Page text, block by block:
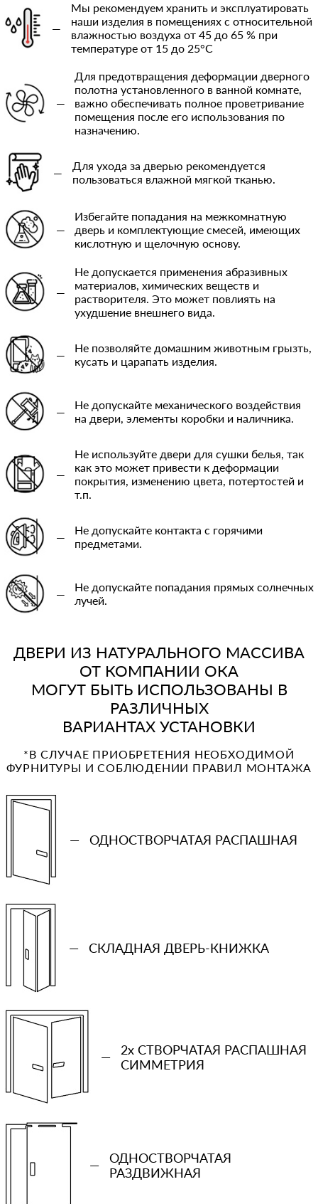
—
Мы рекомендуем хранить и эксплуатировать
наши изделия в помещениях с относительной
влажностью воздуха от 45 до 65 % при
температуре от 15 до 25°C
—
Для предотвращения деформации дверного
полотна установленного в ванной комнате,
важно обеспечивать полное проветривание
помещения после его использования по
назначению.
—
Для ухода за дверью рекомендуется
пользоваться влажной мягкой тканью.
—
Избегайте попадания на межкомнатную
дверь и комплектующие смесей, имеющих
кислотную и щелочную основу.
—
Не допускается применения абразивных
материалов, химических веществ и
растворителя. Это может повлиять на
ухудшение внешнего вида.
—
Не позволяйте домашним животным грызть,
кусать и царапать изделия.
—
Не допускайте механического воздействия
на двери, элементы коробки и наличника.
—
Не используйте двери для сушки белья, так
как это может привести к деформации
покрытия, изменению цвета, потертостей и
т.п.
—
Не допускайте контакта с горячими
предметами.
—
Не допускайте попадания прямых солнечных
лучей.
ДВЕРИ ИЗ НАТУРАЛЬНОГО МАССИВА
ОТ КОМПАНИИ ОКА
МОГУТ БЫТЬ ИСПОЛЬЗОВАНЫ В
РАЗЛИЧНЫХ
ВАРИАНТАХ УСТАНОВКИ
*В СЛУЧАЕ ПРИОБРЕТЕНИЯ НЕОБХОДИМОЙ
ФУРНИТУРЫ И СОБЛЮДЕНИИ ПРАВИЛ МОНТАЖА
— ОДНОСТВОРЧАТАЯ РАСПАШНАЯ
— СКЛАДНАЯ ДВЕРЬ-КНИЖКА
—
2x СТВОРЧАТАЯ РАСПАШНАЯ
СИММЕТРИЯ
—
ОДНОСТВОРЧАТАЯ
РАЗДВИЖНАЯ